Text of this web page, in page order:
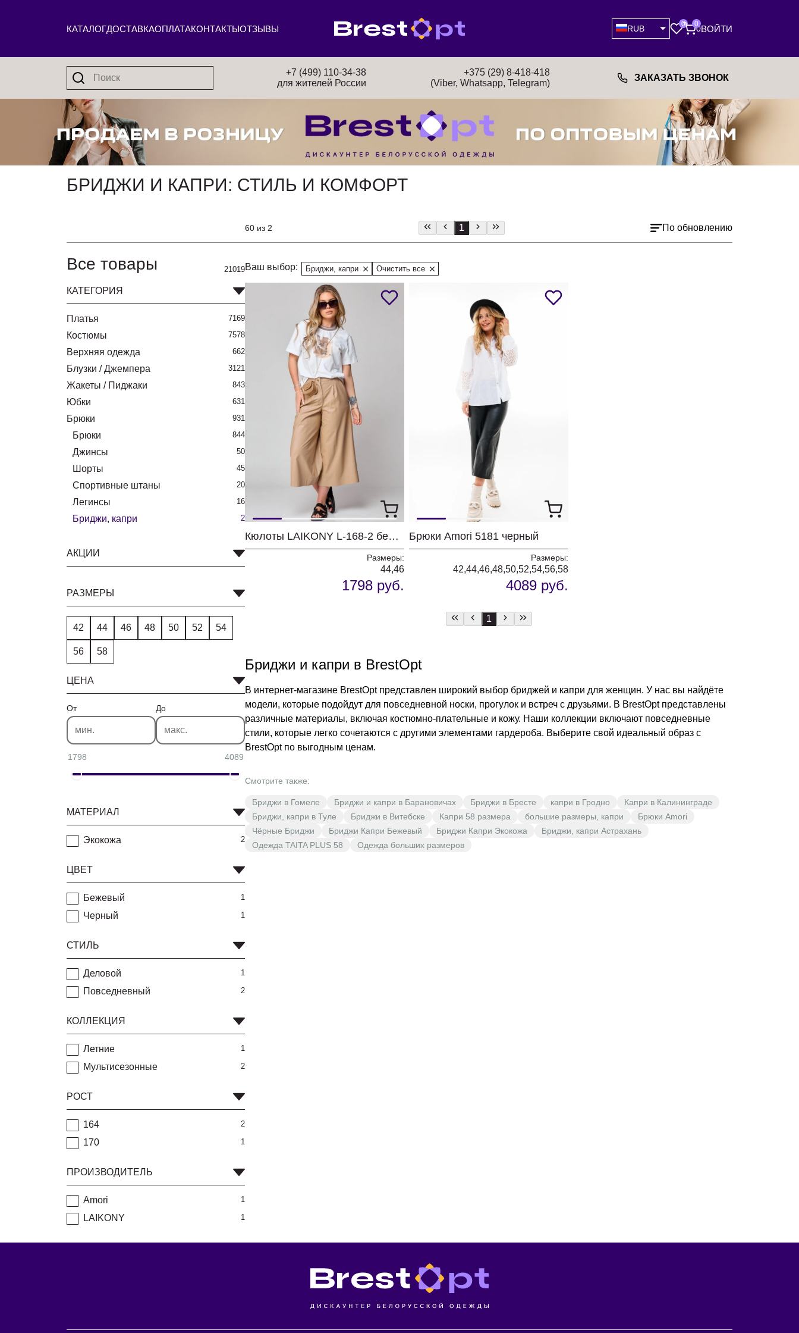
КАТАЛОГДОСТАВКАОПЛАТАКОНТАКТЫОТЗЫВЫ RUB
0 0
0ВОЙТИ
+7 (499) 110-34-38
для жителей России
+375 (29) 8-418-418
(Viber, Whatsapp, Telegram)
ЗАКАЗАТЬ ЗВОНОК
БРИДЖИ И КАПРИ: СТИЛЬ И КОМФОРТ
60 из 2 По обновлению
1
Все товары 21019
КАТЕГОРИЯ
Платья 7169
Костюмы 7578
Верхняя одежда 662
Блузки / Джемпера 3121
Жакеты / Пиджаки 843
Юбки 631
Брюки 931
Брюки 844
Джинсы 50
Шорты 45
Спортивные штаны 20
Легинсы 16
Бриджи, капри 2
АКЦИИ
РАЗМЕРЫ
42 44 46 48 50 52 54
56 58
ЦЕНА
От До
1798 4089
МАТЕРИАЛ
Экокожа 2
ЦВЕТ
Бежевый 1
Черный 1
СТИЛЬ
Деловой 1
Повседневный 2
КОЛЛЕКЦИЯ
Летние 1
Мультисезонные 2
РОСТ
164 2
170 1
ПРОИЗВОДИТЕЛЬ
Amori 1
LAIKONY 1
Ваш выбор: Бриджи, капри Очистить все
Кюлоты LAIKONY L-168-2 бежевый
Размеры:
44,46
1798 руб.
Брюки Amori 5181 черный
Размеры:
42,44,46,48,50,52,54,56,58
4089 руб.
1
Бриджи и капри в BrestOpt
В интернет-магазине BrestOpt представлен широкий выбор бриджей и капри для женщин. У нас вы найдёте
модели, которые подойдут для повседневной носки, прогулок и встреч с друзьями. В BrestOpt представлены
различные материалы, включая костюмно-плательные и кожу. Наши коллекции включают повседневные
стили, которые легко сочетаются с другими элементами гардероба. Выберите свой идеальный образ с
BrestOpt по выгодным ценам.
Смотрите также:
Бриджи в Гомеле Бриджи и капри в Барановичах Бриджи в Бресте капри в Гродно
Капри в Калининграде
Бриджи, капри в Туле
Бриджи в Витебске Капри 58 размера большие размеры, капри
Брюки Amori
Чёрные Бриджи
Бриджи Капри Бежевый Бриджи Капри Экокожа
Бриджи, капри Астрахань
Одежда TAITA PLUS 58
Одежда больших размеров